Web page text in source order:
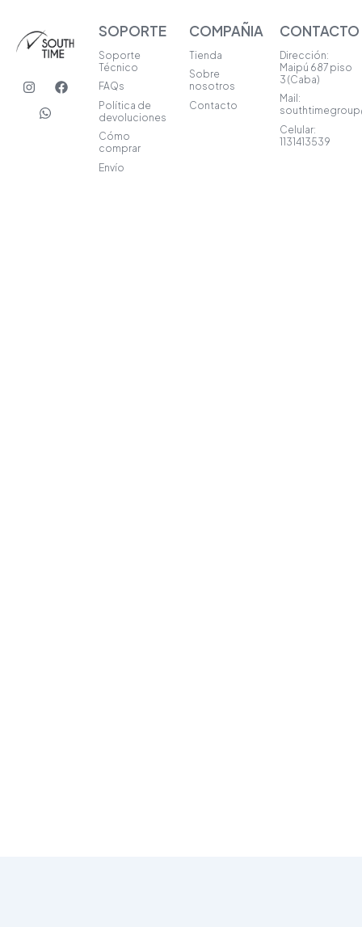
I
n
F
a
W
a
t
SOPORTE
Soporte
Técnico
FAQs
Política de
devoluciones
Cómo
comprar
Envío
COMPAÑIA
Tienda
Sobre
nosotros
Contacto
CONTACTO
Dirección:
Maipú 687 piso
3 (Caba)
Mail:
Celular:
1131413539